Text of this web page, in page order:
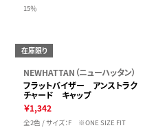
15％
在庫限り
NEWHATTAN（ニューハッタン）
フラットバイザー アンストラク
チャード キャップ
￥1,342
全2色 / サイズ：F ※ONE SIZE FIT